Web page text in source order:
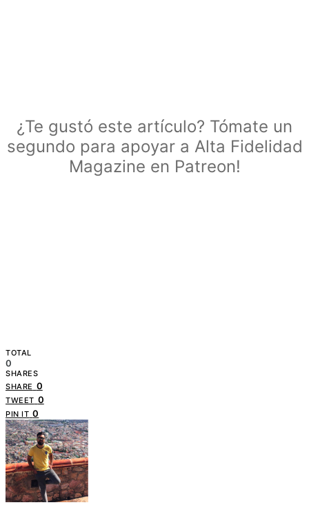
¿Te gustó este artículo? Tómate un
segundo para apoyar a Alta Fidelidad
Magazine en Patreon!
TOTAL
0
SHARES
SHARE 0
TWEET 0
PIN IT 0